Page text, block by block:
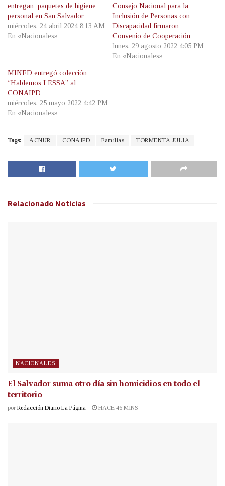
entregan paquetes de higiene
personal en San Salvador
miércoles, 24 abril 2024 8:13 AM
En «Nacionales»
Consejo Nacional para la
Inclusión de Personas con
Discapacidad firmaron
Convenio de Cooperación
lunes, 29 agosto 2022 4:05 PM
En «Nacionales»
MINED entregó colección
“Hablemos LESSA” al
CONAIPD
miércoles, 25 mayo 2022 4:42 PM
En «Nacionales»
Tags: ACNUR CONAIPD Familias TORMENTA JULIA
Relacionado Noticias
NACIONALES
El Salvador suma otro día sin homicidios en todo el
territorio
por Redacción Diario La Página HACE 46 MINS